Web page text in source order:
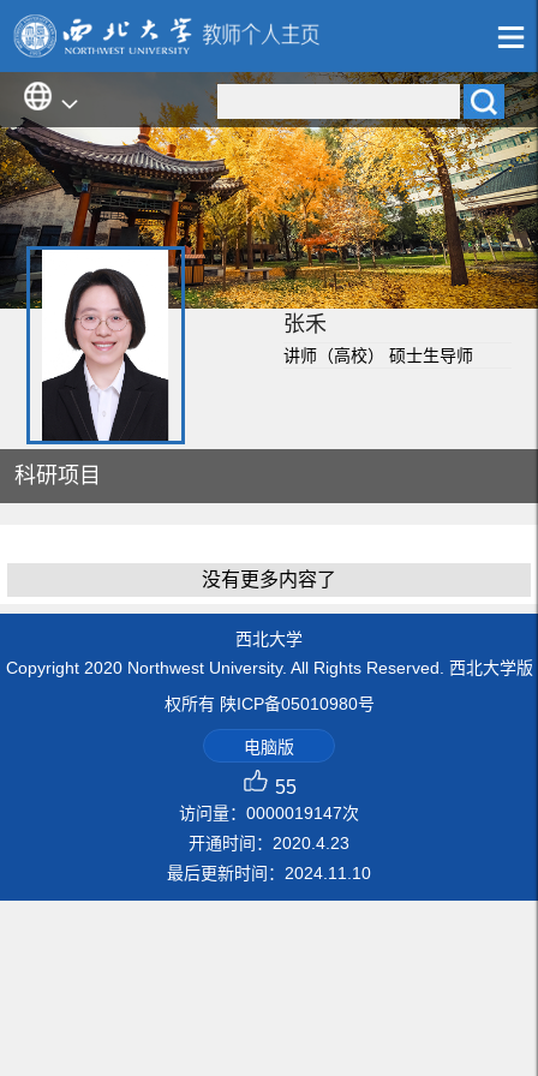
张禾
讲师（高校） 硕士生导师
科研项目
没有更多内容了
西北大学
Copyright 2020 Northwest University. All Rights Reserved. 西北大学版
权所有 陕ICP备05010980号
电脑版
55
访问量： 0000019147次
开通时间： 2020 4 23
最后更新时间： 2024 11 10